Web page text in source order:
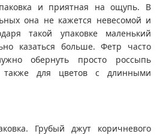
и приятная на ощупь. В
она не кажется невесомой и
такой упаковке маленький
казаться больше. Фетр часто
обернуть просто россыпь
также для цветов с длинными
Грубый джут коричневого